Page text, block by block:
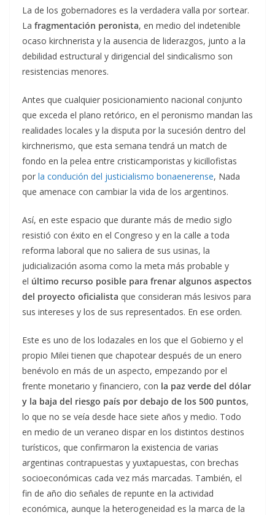
La de los gobernadores es la verdadera valla por sortear.
La fragmentación peronista, en medio del indetenible
ocaso kirchnerista y la ausencia de liderazgos, junto a la
debilidad estructural y dirigencial del sindicalismo son
resistencias menores.
Antes que cualquier posicionamiento nacional conjunto
que exceda el plano retórico, en el peronismo mandan las
realidades locales y la disputa por la sucesión dentro del
kirchnerismo, que esta semana tendrá un match de
fondo en la pelea entre cristicamporistas y kicillofistas
por la condución del justicialismo bonaenerense, Nada
que amenace con cambiar la vida de los argentinos.
Así, en este espacio que durante más de medio siglo
resistió con éxito en el Congreso y en la calle a toda
reforma laboral que no saliera de sus usinas, la
judicialización asoma como la meta más probable y
el último recurso posible para frenar algunos aspectos
del proyecto oficialista que consideran más lesivos para
sus intereses y los de sus representados. En ese orden.
Este es uno de los lodazales en los que el Gobierno y el
propio Milei tienen que chapotear después de un enero
benévolo en más de un aspecto, empezando por el
frente monetario y financiero, con la paz verde del dólar
y la baja del riesgo país por debajo de los 500 puntos,
lo que no se veía desde hace siete años y medio. Todo
en medio de un veraneo dispar en los distintos destinos
turísticos, que confirmaron la existencia de varias
argentinas contrapuestas y yuxtapuestas, con brechas
socioeconómicas cada vez más marcadas. También, el
fin de año dio señales de repunte en la actividad
económica, aunque la heterogeneidad es la marca de la